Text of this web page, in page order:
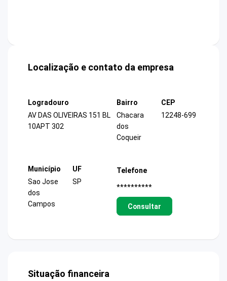
Localização e contato da empresa
Logradouro
AV DAS OLIVEIRAS 151 BL
10APT 302
Bairro
Chacara
dos
Coqueir
CEP
12248-699
Município
Sao Jose
dos
Campos
UF
SP
Telefone
**********
Consultar
Situação financeira